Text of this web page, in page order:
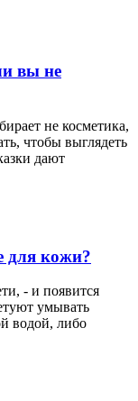
вы не
не косметика,
чтобы выглядеть
дают
для кожи?
- и появится
умывать
водой, либо